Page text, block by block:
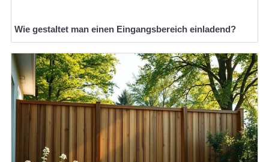
Wie gestaltet man einen Eingangsbereich einladend?